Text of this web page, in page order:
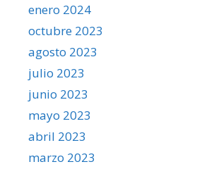
enero 2024
octubre 2023
agosto 2023
julio 2023
junio 2023
mayo 2023
abril 2023
marzo 2023